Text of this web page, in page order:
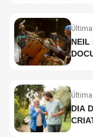
NEIL
DIA DOS